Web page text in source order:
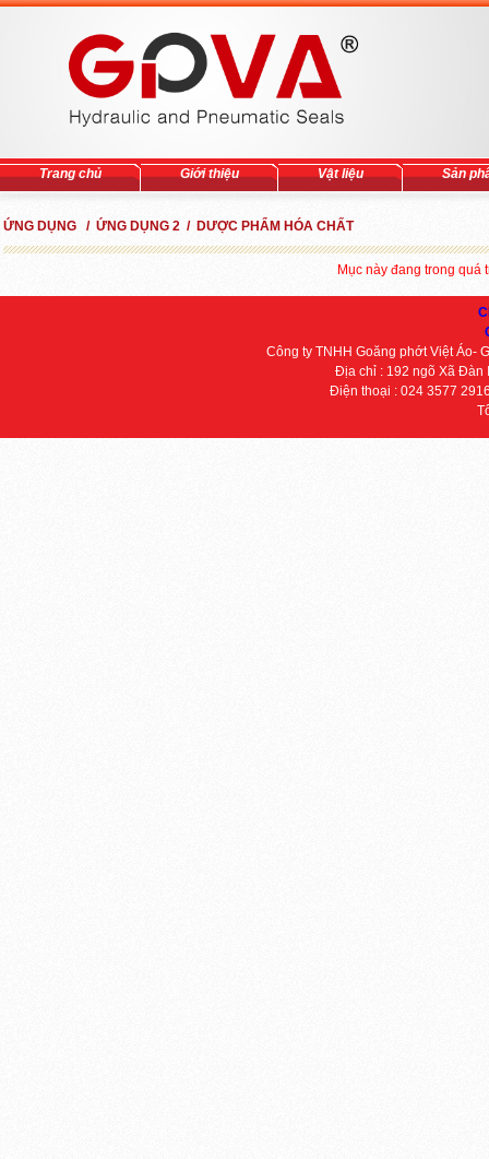
Trang chủ Giới thiệu Vật liệu Sản
ỨNG DỤNG / ỨNG DỤNG 2 / DƯỢC PHẨM HÓA CHẤT
Mục này đang trong quá
Công ty TNHH Goăng phớt Việt Áo-
Địa chỉ : 192 ngõ Xã Đàn
Điện thoại : 024 3577